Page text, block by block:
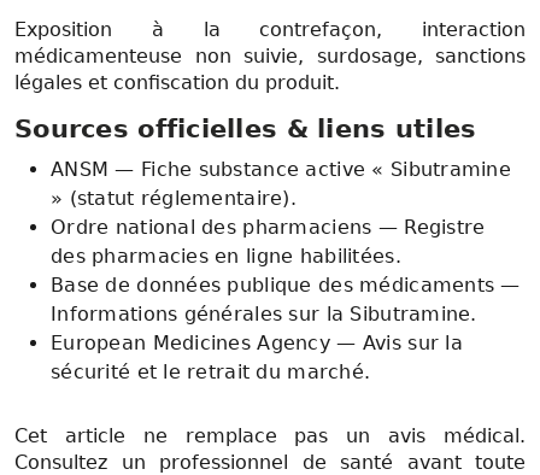
Exposition à la contrefaçon, interaction
médicamenteuse non suivie, surdosage, sanctions
légales et confiscation du produit.
Sources officielles & liens utiles
ANSM — Fiche substance active « Sibutramine
» (statut réglementaire).
Ordre national des pharmaciens — Registre
des pharmacies en ligne habilitées.
Base de données publique des médicaments —
Informations générales sur la Sibutramine.
European Medicines Agency — Avis sur la
sécurité et le retrait du marché.
Cet article ne remplace pas un avis médical.
Consultez un professionnel de santé avant toute